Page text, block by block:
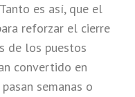
es así, que el
reforzar el cierre
de los puestos
convertido en
semanas o